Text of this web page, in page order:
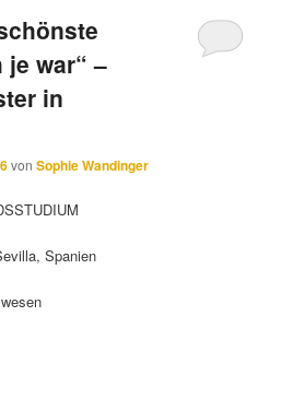
war“ –
in
vonSophie Wandinger
Spanien